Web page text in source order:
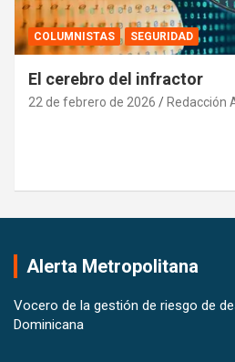
DEPORTE INTERNACIONALES
Marileidy Paulino: Orgullo
Brilla en las Pistas del
Alerta Metropolitana
Vocero de la gestión de riesgo de
Dominicana